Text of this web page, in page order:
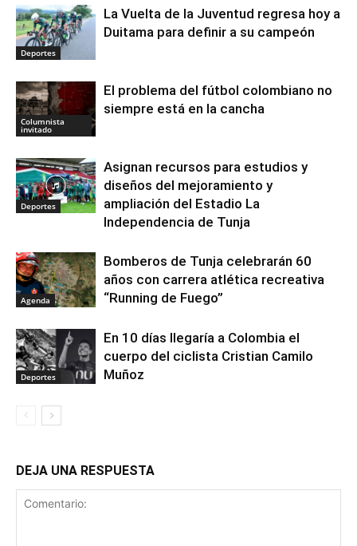
Deportes
La Vuelta de la Juventud regresa hoy a
Duitama para definir a su campeón
Columnista
invitado
El problema del fútbol colombiano no
siempre está en la cancha
Deportes
Asignan recursos para estudios y
diseños del mejoramiento y
ampliación del Estadio La
Independencia de Tunja
Agenda
Bomberos de Tunja celebrarán 60
años con carrera atlética recreativa
“Running de Fuego”
Deportes
En 10 días llegaría a Colombia el
cuerpo del ciclista Cristian Camilo
Muñoz
DEJA UNA RESPUESTA